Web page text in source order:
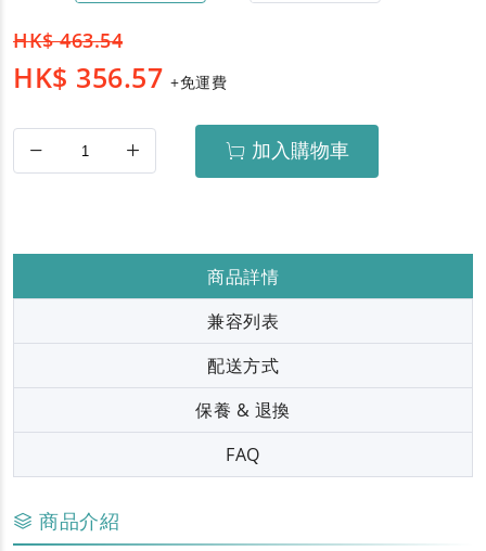
HK$463.54
HK$ 356.57 +免運費
加入購物車
商品詳情
兼容列表
配送方式
保養 & 退換
FAQ
商品介紹